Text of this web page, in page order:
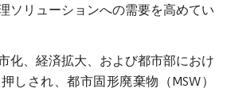
ソリューションへの需要を高めてい
化、経済拡大、および都市部におけ
しされ、都市固形廃棄物（MSW）